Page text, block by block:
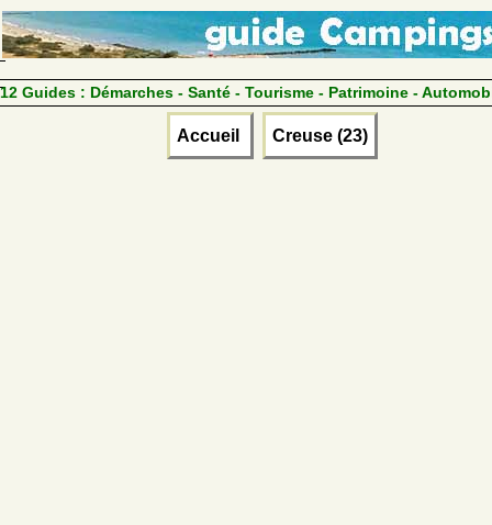
12 Guides : Démarches - Santé - Tourisme - Patrimoine -
Accueil Creuse (23)